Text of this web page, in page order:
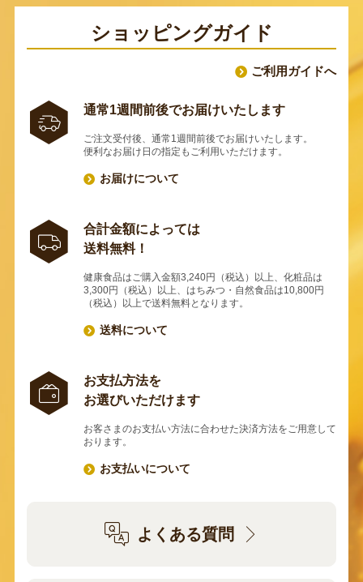
ショッピングガイド
ご利用ガイドへ
通常1週間前後でお届けいたします
ご注文受付後、通常1週間前後でお届けいたします。
便利なお届け日の指定もご利用いただけます。
お届けについて
合計金額によっては
送料無料！
健康食品はご購入金額3,240円（税込）以上、化粧品は
3,300円（税込）以上、はちみつ・自然食品は10,800円
（税込）以上で送料無料となります。
送料について
お支払方法を
お選びいただけます
お客さまのお支払い方法に合わせた決済方法をご用意して
おります。
お支払いについて
よくある質問